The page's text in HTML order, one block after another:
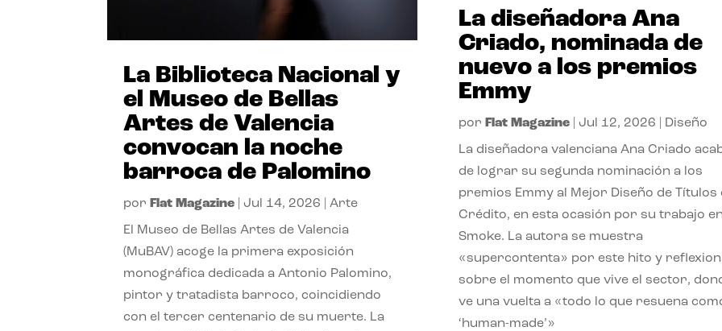
La Biblioteca Nacional y
el Museo de Bellas
Artes de Valencia
convocan la noche
barroca de Palomino
por Flat Magazine Jul 14, 2026 |Arte
El Museo de Bellas Artes de Valencia
(MuBAV) acoge la primera exposición
monográfica dedicada a Antonio Palomino,
pintor y tratadista barroco, coincidiendo
con el tercer centenario de su muerte. La
La diseñadora Ana
Criado, nominada de
nuevo a los premios
Emmy
por Flat Magazine| Jul 12, 2026 Diseño
La diseñadora valenciana Ana Criado
de lograr su segunda nominación a los
premios Emmy al Mejor Diseño de Títulos
Crédito, en esta ocasión por su trabajo
Smoke. La autora se muestra
«supercontenta» por este hito y
sobre el momento que vive el sector,
ve una vuelta a «todo lo que resuena
‘human-made’»